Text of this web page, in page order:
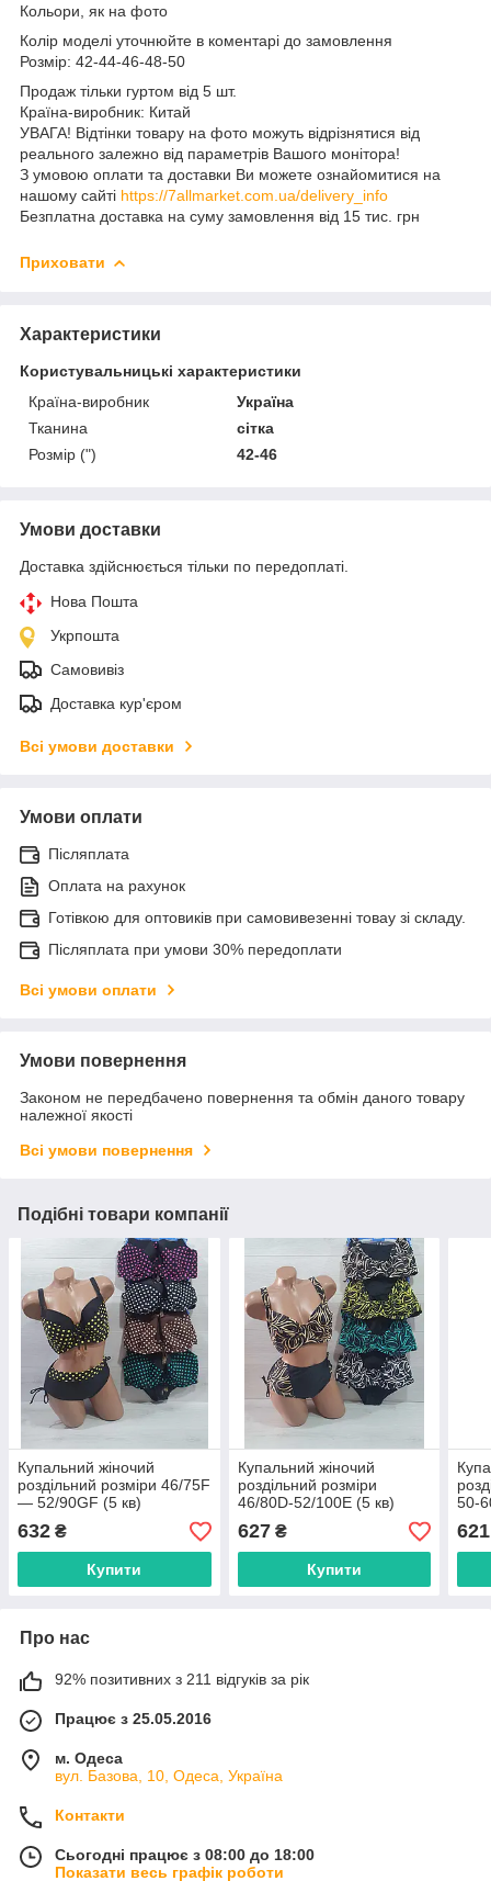
Кольори, як на фото
Колір моделі уточнюйте в коментарі до замовлення
Розмір: 42-44-46-48-50
Продаж тільки гуртом від 5 шт.
Країна-виробник: Китай
УВАГА! Відтінки товару на фото можуть відрізнятися від
реального залежно від параметрів Вашого монітора!
З умовою оплати та доставки Ви можете ознайомитися на
нашому сайті https://7allmarket.com.ua/delivery_info
Безплатна доставка на суму замовлення від 15 тис. грн
Приховати
Характеристики
Користувальницькі характеристики
Країна-виробник
Україна
Тканина
сітка
Розмір (")
42-46
Умови доставки
Доставка здійснюється тільки по передоплаті.
Нова Пошта
Укрпошта
Самовивіз
Доставка кур'єром
Всі умови доставки
Умови оплати
Післяплата
Оплата на рахунок
Готівкою для оптовиків при самовивезенні товау зі складу.
Післяплата при умови 30% передоплати
Всі умови оплати
Умови повернення
Законом не передбачено повернення та обмін даного товару
належної якості
Всі умови повернення
Подібні товари компанії
Купальний жіночий
роздільний розміри 46/75F
— 52/90GF (5 кв)
"ZIMALETTO" недорого
від прямого
постачальника
632 ₴
Купити
Купальний жіночий
роздільний розміри
46/80D-52/100E (5 кв)
"ZIMALETTO" недорого
від прямого
постачальника
627₴
Купити
50-
621
Про нас
92% позитивних з 211 відгуків за рік
Працює з 25.05.2016
м. Одеса
вул. Базова, 10, Одеса, Україна
Контакти
Сьогодні працює з 08:00 до 18:00
Показати весь графік роботи